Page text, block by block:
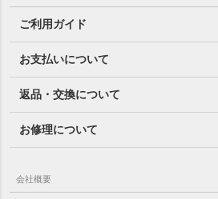
ご利用ガイド
お支払いについて
返品・交換について
お修理について
会社概要